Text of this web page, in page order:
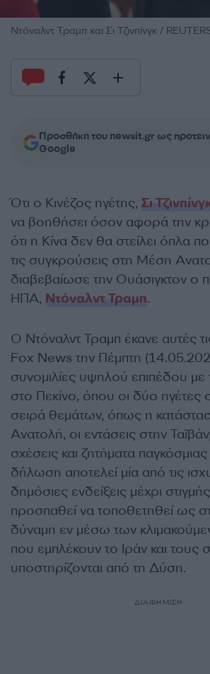
Ντόναλντ Τραμπ και Σι Τζινπίνγκ /
Προσθήκη του newsit.gr ως
Google
Ότι ο Κινέζος ηγέτης, Σι
να βοηθήσει όσον αφορά την
ότι η Κίνα δεν θα στείλει όπλα
τις συγκρούσεις στη Μέση
διαβεβαίωσε την Ουάσιγκτον ο
ΗΠΑ, Ντόναλντ Τραμπ.
Ο Ντόναλντ Τραμπ έκανε αυτές
Fox News την Πέμπτη
συνομιλίες υψηλού επιπέδου με
στο Πεκίνο, όπου οι δύο ηγέτες
σειρά θεμάτων, όπως η
Ανατολή, οι εντάσεις στην
σχέσεις και ζητήματα
δήλωση αποτελεί μία από τις
δημόσιες ενδείξεις μέχρι
προσπαθεί να τοποθετηθεί ως
δύναμη εν μέσω των
που εμπλέκουν το Ιράν και τους
υποστηρίζονται από τη Δύση.
ΔΙΑΦΗΜΙΣΗ